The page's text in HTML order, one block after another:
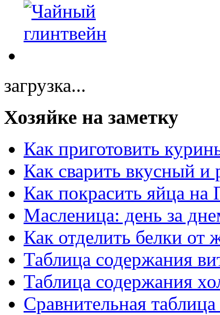
загрузка...
Хозяйке на заметку
Как приготовить
Как сварить вкусный и
Как покрасить яйца на
Масленица: день за
Как отделить белки от
Таблица содержания
Таблица содержания
Сравнительная